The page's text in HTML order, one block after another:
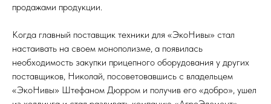
продажами продукции.
Когда главный поставщик техники для «ЭкоНивы» стал
настаивать на своем монополизме, а появилась
необходимость закупки прицепного оборудования у других
поставщиков, Николай, посоветовавшись с владельцем
«ЭкоНивы» Штефаном Дюрром и получив его «добро», ушел